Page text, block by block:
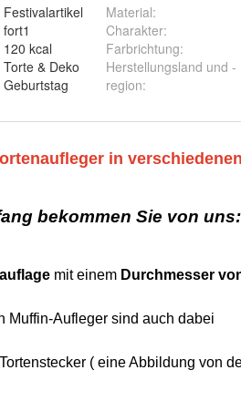
Festivalartikel
fort1
120 kcal
Torte & Deko
Geburtstag
Material:
Charakter:
Farbrichtung:
Herstellungsland und -
region: